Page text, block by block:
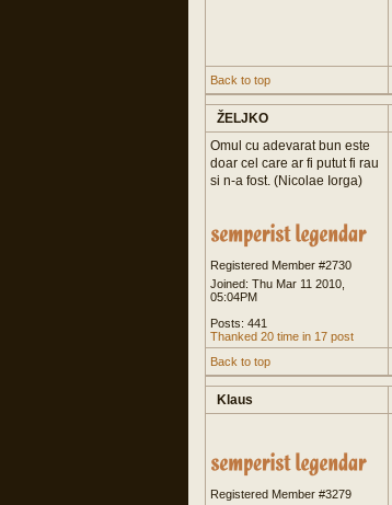
Back to top
ŽELJKO
Omul cu adevarat bun este
doar cel care ar fi putut fi rau
si n-a fost. (Nicolae Iorga)
Registered Member #2730
Joined: Thu Mar 11 2010,
05:04PM
Posts: 441
Thanked 20 time in 17 post
Back to top
Klaus
Registered Member #3279